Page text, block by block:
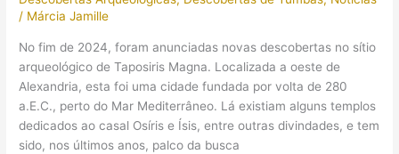
sobre
Reino
/ Márcia Jamille
No fim de 2024, foram anunciadas novas descobertas no sítio
arqueológico de Taposiris Magna. Localizada a oeste de
Alexandria, esta foi uma cidade fundada por volta de 280
a.E.C., perto do Mar Mediterrâneo. Lá existiam alguns templos
dedicados ao casal Osíris e Ísis, entre outras divindades, e tem
sido, nos últimos anos, palco da busca